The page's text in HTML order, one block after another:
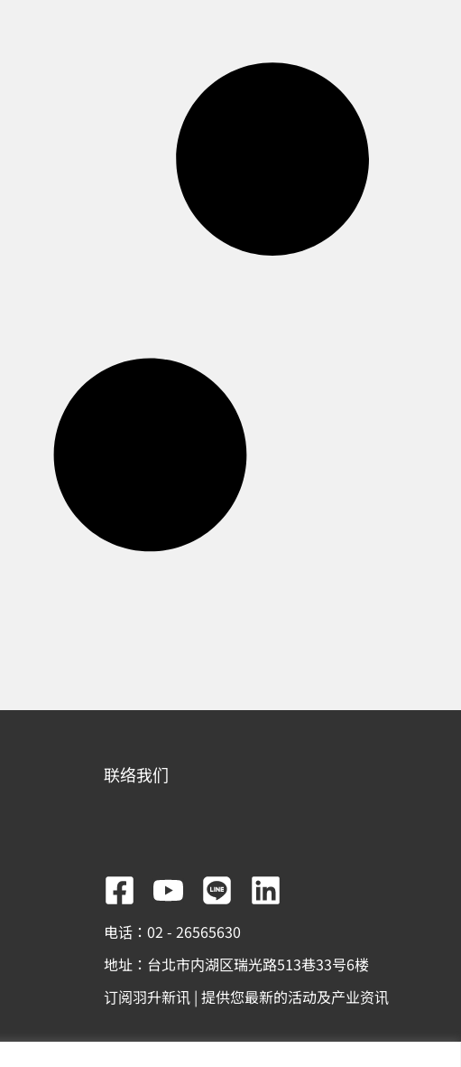
联络我们
F
a
c
e
b
o
Y
o
u
t
u
b
L
i
n
e
L
n
k
e
d
电话：02 - 26565630
地址：台北市内湖区瑞光路513巷33号6楼
订阅羽升新讯 | 提供您最新的活动及产业资讯